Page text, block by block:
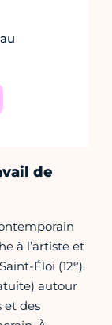
de
à l’artiste et
Éloi (12e).
autour
et des